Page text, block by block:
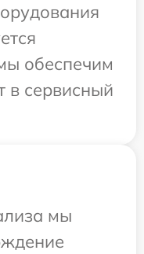
обеспечим
в сервисный
мы